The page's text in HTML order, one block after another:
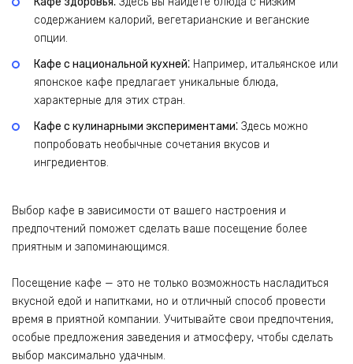
содержанием калорий, вегетарианские и веганские
опции.
Кафе с национальной кухней⁚ Например, итальянское или
японское кафе предлагает уникальные блюда,
характерные для этих стран.
Кафе с кулинарными экспериментами⁚ Здесь можно
попробовать необычные сочетания вкусов и
ингредиентов.
Выбор кафе в зависимости от вашего настроения и
предпочтений поможет сделать ваше посещение более
приятным и запоминающимся.
Посещение кафе — это не только возможность насладиться
вкусной едой и напитками, но и отличный способ провести
время в приятной компании. Учитывайте свои предпочтения,
особые предложения заведения и атмосферу, чтобы сделать
выбор максимально удачным.